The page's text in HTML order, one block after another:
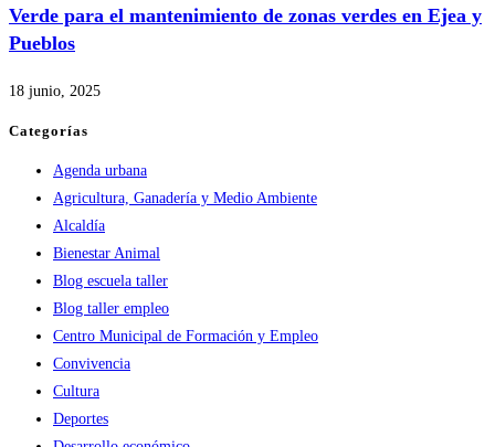
Verde para el mantenimiento de zonas verdes en Ejea y
Pueblos
18 junio, 2025
Categorías
Agenda urbana
Agricultura, Ganadería y Medio Ambiente
Alcaldía
Bienestar Animal
Blog escuela taller
Blog taller empleo
Centro Municipal de Formación y Empleo
Convivencia
Cultura
Deportes